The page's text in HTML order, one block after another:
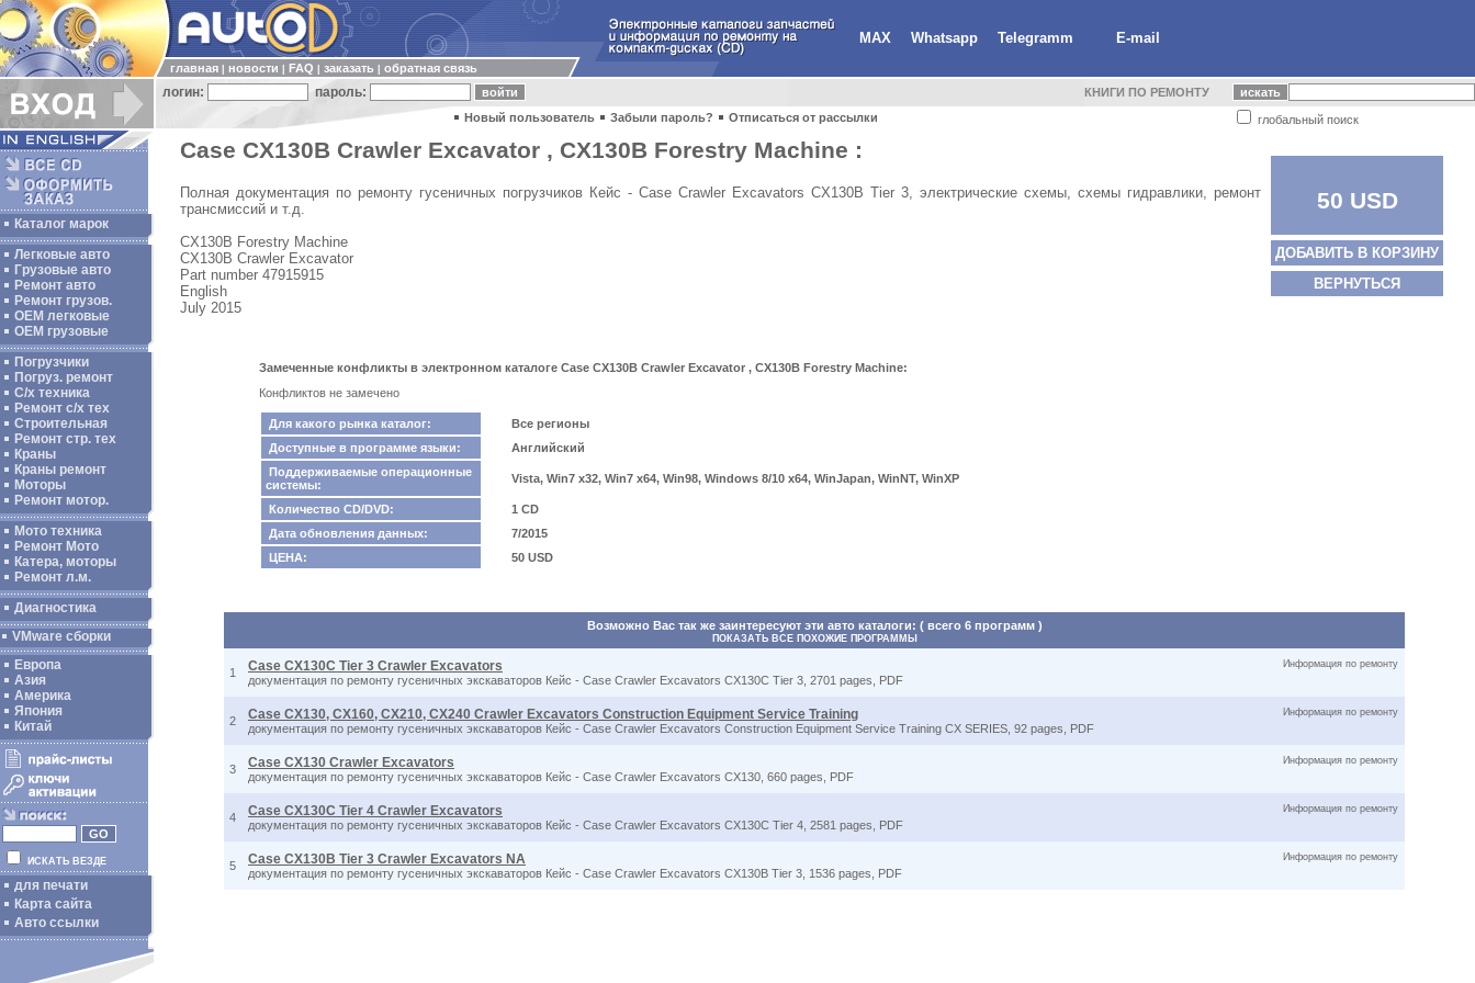
MAX Whatsapp Telegramm E-mail
главная новости FAQ заказать обратная связь
логин: пароль: КНИГИ ПО РЕМОНТУ
глобальный поиск
Новый пользователь Забыли пароль? Отписаться от рассылки
Каталог марок
Легковые авто
Грузовые авто
Ремонт авто
Ремонт грузов.
ОЕМ легковые
OEM грузовые
Погрузчики
Погруз. ремонт
С/х техника
Ремонт с/х тех
Строительная
Ремонт стр. тех
Краны
Краны ремонт
Моторы
Ремонт мотор.
Мото техника
Ремонт Мото
Катера, моторы
Ремонт л.м.
Диагностика
VMware сборки
Европа
Азия
Америка
Япония
Китай
ИСКАТЬ ВЕЗДЕ
для печати
Карта сайта
Авто ссылки
Case CX130B Crawler Excavator , CX130B Forestry Machine :
Полная документация по ремонту гусеничных погрузчиков Кейс - Case Crawler Excavators CX130B Tier 3, электрические схемы, схемы гидравлики, ремонт
трансмиссий и т.д.
CX130B Forestry Machine
CX130B Crawler Excavator
Part number 47915915
English
July 2015
50 USD
ДОБАВИТЬ В КОРЗИНУ
ВЕРНУТЬСЯ
Замеченные конфликты в электронном каталоге Case CX130B Crawler Excavator , CX130B Forestry Machine:
Конфликтов не замечено
Для какого рынка каталог:
Все регионы
Доступные в программе языки:
Английский
Поддерживаемые операционные
системы:
Vista, Win7 x32, Win7 x64, Win98, Windows 8/10 x64, WinJapan, WinNT, WinXP
Количество CD/DVD:
1 CD
Дата обновления данных:
7/2015
ЦЕНА:
50 USD
Возможно Вас так же заинтересуют эти авто каталоги: ( всего 6 программ )
ПОКАЗАТЬ ВСЕ ПОХОЖИЕ ПРОГРАММЫ
1 Case CX130C Tier 3 Crawler Excavators
документация по ремонту гусеничных экскаваторов Кейс - Case Crawler Excavators CX130C Tier 3, 2701 pages, PDF
Информация по ремонту
2 Case CX130, CX160, CX210, CX240 Crawler Excavators Construction Equipment Service Training
документация по ремонту гусеничных экскаваторов Кейс - Case Crawler Excavators Construction Equipment Service Training CX SERIES, 92 pages, PDF
Информация по ремонту
3 Case CX130 Crawler Excavators
документация по ремонту гусеничных экскаваторов Кейс - Case Crawler Excavators CX130, 660 pages, PDF
Информация по ремонту
4 Case CX130C Tier 4 Crawler Excavators
документация по ремонту гусеничных экскаваторов Кейс - Case Crawler Excavators CX130C Tier 4, 2581 pages, PDF
Информация по ремонту
5 Case CX130B Tier 3 Crawler Excavators NA
документация по ремонту гусеничных экскаваторов Кейс - Case Crawler Excavators CX130B Tier 3, 1536 pages, PDF
Информация по ремонту